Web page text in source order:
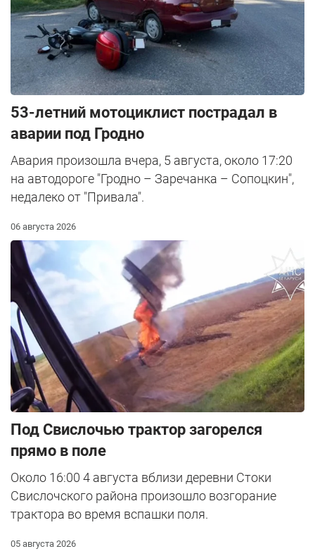
53-летний мотоциклист пострадал в
аварии под Гродно
Авария произошла вчера, 5 августа, около 17:20
на автодороге "Гродно – Заречанка – Сопоцкин",
недалеко от "Привала".
06 августа 2026
Под Свислочью трактор загорелся
прямо в поле
Около 16:00 4 августа вблизи деревни Стоки
Свислочского района произошло возгорание
трактора во время вспашки поля.
05 августа 2026